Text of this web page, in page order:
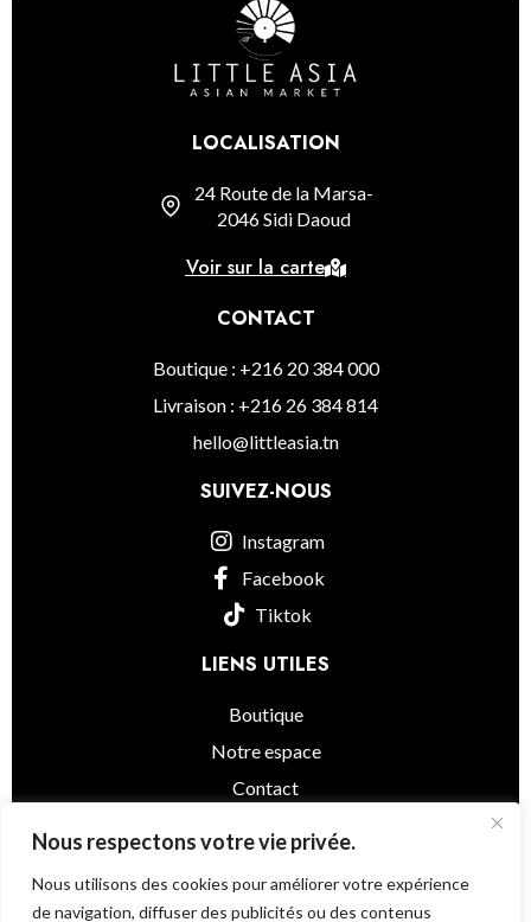
Nous respectons votre vie privée.
Nous utilisons des cookies pour améliorer votre expérience
de navigation, diffuser des publicités ou des contenus
LOCALISATION
24 Route de la Marsa-
2046 Sidi Daoud
Voir sur la carte
CONTACT
Boutique : +216 20 384 000
Livraison : +216 26 384 814
hello@littleasia.tn
SUIVEZ-NOUS
Instagram
Facebook
Tiktok
LIENS UTILES
Boutique
Notre espace
Contact